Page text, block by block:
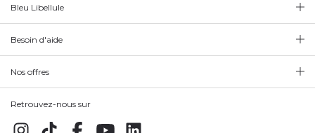
Bleu Libellule
Besoin d'aide
Nos offres
Retrouvez-nous sur